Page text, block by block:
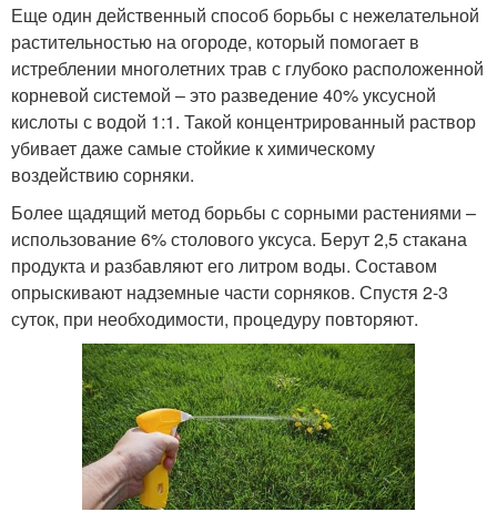
Еще один действенный способ борьбы с нежелательной
растительностью на огороде, который помогает в
истреблении многолетних трав с глубоко расположенной
корневой системой – это разведение 40% уксусной
кислоты с водой 1:1. Такой концентрированный раствор
убивает даже самые стойкие к химическому
воздействию сорняки.
Более щадящий метод борьбы с сорными растениями –
использование 6% столового уксуса. Берут 2,5 стакана
продукта и разбавляют его литром воды. Составом
опрыскивают надземные части сорняков. Спустя 2-3
суток, при необходимости, процедуру повторяют.